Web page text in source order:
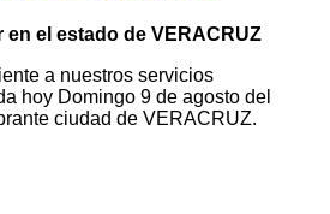
el estado de VERACRUZ
a nuestros servicios
hoy Domingo 9 de agosto del
ciudad de VERACRUZ.